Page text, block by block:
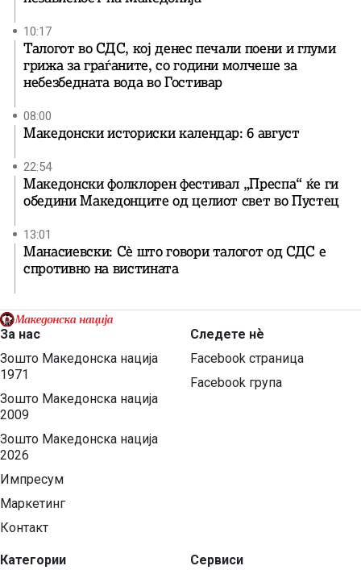
10:17
Талогот во СДС, кој денес печали поени и глуми
грижа за граѓаните, со години молчеше за
небезбедната вода во Гостивар
08:00
Македонски историски календар: 6 август
22:54
Македонски фолклорен фестивал „Преспа“ ќе ги
обедини Македонците од целиот свет во Пустец
13:01
Манасиевски: Сè што говори талогот од СДС е
спротивно на вистината
За нас
Зошто Македонска нација
1971
Зошто Македонска нација
2009
Зошто Македонска нација
2026
Импресум
Маркетинг
Контакт
Категории
Следете нѐ
Facebook страница
Facebook група
Сервиси